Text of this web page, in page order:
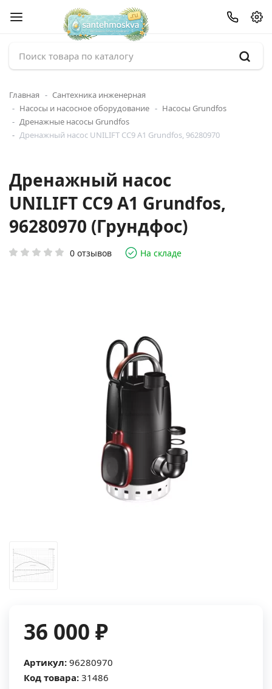
Главная
Сантехника инженерная
Насосы и насосное оборудование
Насосы Grundfos
Дренажные насосы Grundfos
Дренажный насос UNILIFT CC9 A1 Grundfos, 96280970
Дренажный насос
UNILIFT CC9 A1 Grundfos,
96280970 (Грундфос)
0 отзывов На складе
36 000 ₽
Артикул: 96280970
Код товара: 31486